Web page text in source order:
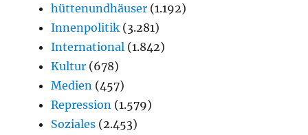
hüttenundhäuser (1.192)
Innenpolitik (3.281)
International (1.842)
Kultur (678)
Medien (457)
Repression (1.579)
Soziales (2.453)